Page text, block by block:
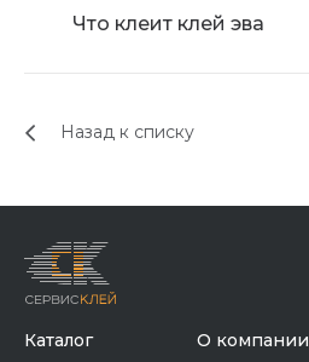
Что клеит клей эва
Назад к списку
Каталог О компании